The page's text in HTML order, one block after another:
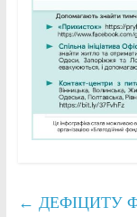
← ДЕФІЦИТУ